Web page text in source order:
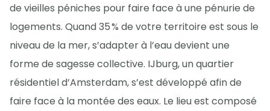
de vieilles péniches pour faire face à une pénurie de
logements. Quand 35 % de votre territoire est sous le
niveau de la mer, s’adapter à l’eau devient une
forme de sagesse collective. IJburg, un quartier
résidentiel d’Amsterdam, s’est développé afin de
faire face à la montée des eaux. Le lieu est composé